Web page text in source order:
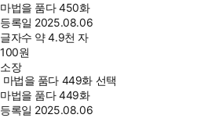
마법을 품다 450화
등록일 2025.08.06
글자수 약 4.9천 자
100원
소장
마법을 품다 449화 선택
마법을 품다 449화
등록일 2025.08.06